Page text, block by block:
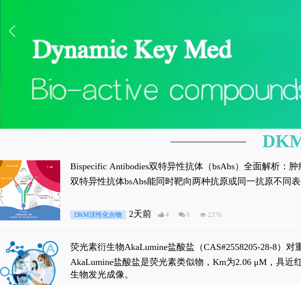
Bispecific Antibodies双特异性抗体（bsAbs）全面解析：
双特异性抗体bsAbs能同时靶向两种抗原或同一抗原不同
DKM活性化合物 2天前 4 0 2376
荧光素衍生物AkaLumine盐酸盐（CAS#2558205-28-8）
穿透能力，大幅增强成像信噪比，从而实现活体动物模
AkaLumine盐酸盐是荧光素类似物，Km为2.06 μM，具
生物发光成像。